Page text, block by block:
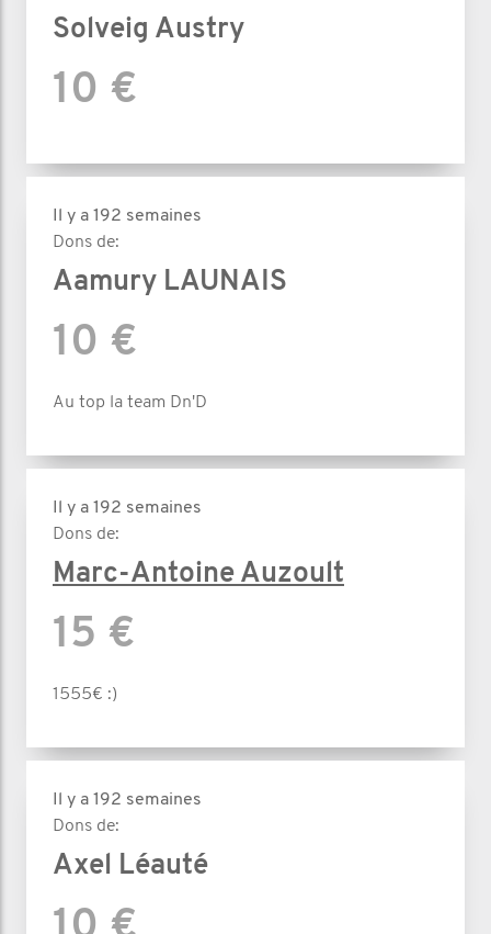
Solveig Austry
10 €
Il y a 192 semaines
Dons de:
Aamury LAUNAIS
10 €
Au top la team Dn'D
Il y a 192 semaines
Dons de:
Marc-Antoine Auzoult
15 €
1555€ :)
Il y a 192 semaines
Dons de:
Axel Léauté